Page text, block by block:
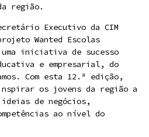
região.
Executivo da CIM
Wanted Escolas
uma iniciativa de sucesso
e empresarial, do
Com esta 12.ª edição,
os jovens da região a
ideias de negócios,
ao nível do